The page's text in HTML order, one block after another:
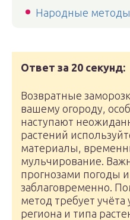
Народные
Ответ за 20 секунд:
Возвратные
вашему огороду,
наступают
растений
материалы,
мульчирование.
прогнозами погоды
заблаговременно.
метод требует учёта
региона и типа